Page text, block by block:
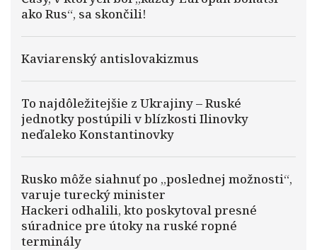
ako Rus“, sa skončili!
Kaviarenský antislovakizmus
To najdôležitejšie z Ukrajiny – Ruské
jednotky postúpili v blízkosti Ilinovky
neďaleko Konstantinovky
Rusko môže siahnuť po „poslednej možnosti“,
varuje turecký minister
Hackeri odhalili, kto poskytoval presné
súradnice pre útoky na ruské ropné
terminály